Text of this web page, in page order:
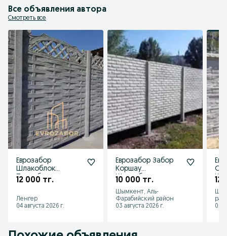
Все объявления автора
Смотреть все
Еврозабор
Шлакоблок
Пескоблок
12 000 тг.
Ленгер
04 августа 2026 г.
Еврозабор Забор
Коршау
Шлакоблок
10 000 тг.
Шымкент, Аль-
Фарабийский район
03 августа 2026 г.
12
03